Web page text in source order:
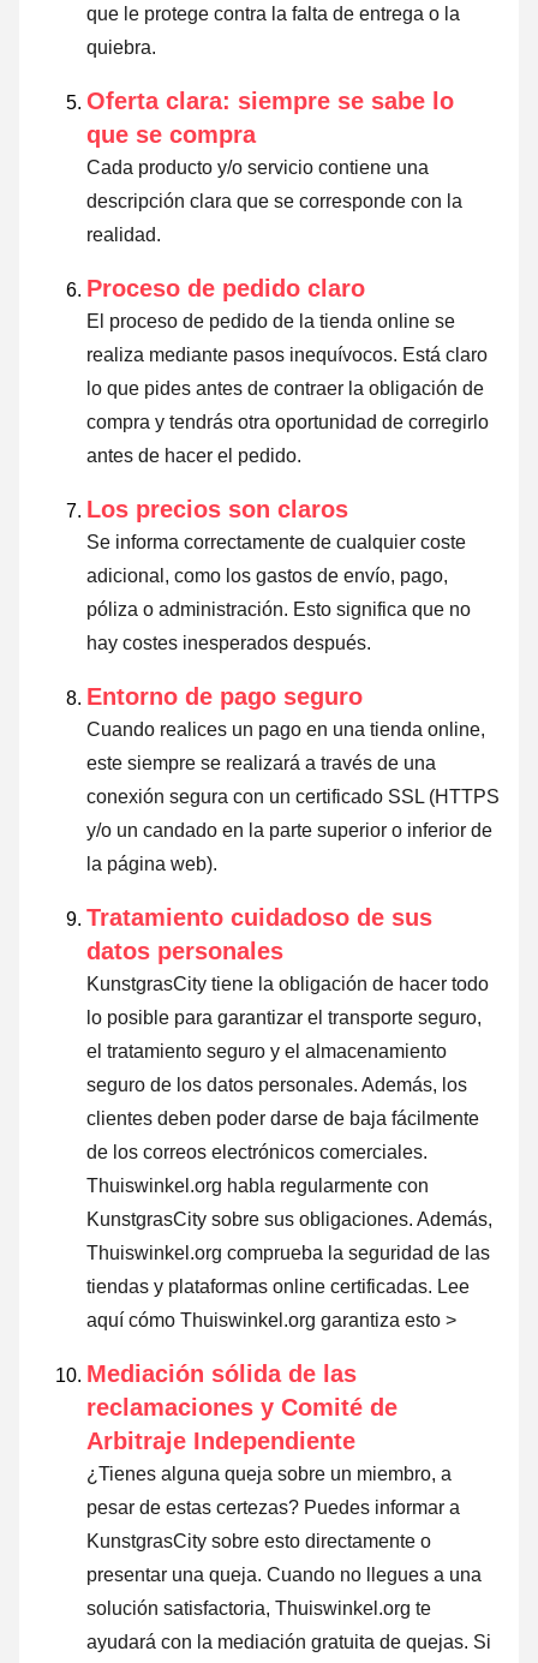
que le protege contra la falta de entrega o la
quiebra.
Oferta clara: siempre se sabe lo
que se compra
Cada producto y/o servicio contiene una
descripción clara que se corresponde con la
realidad.
Proceso de pedido claro
El proceso de pedido de la tienda online se
realiza mediante pasos inequívocos. Está claro
lo que pides antes de contraer la obligación de
compra y tendrás otra oportunidad de corregirlo
antes de hacer el pedido.
Los precios son claros
Se informa correctamente de cualquier coste
adicional, como los gastos de envío, pago,
póliza o administración. Esto significa que no
hay costes inesperados después.
Entorno de pago seguro
Cuando realices un pago en una tienda online,
este siempre se realizará a través de una
conexión segura con un certificado SSL (HTTPS
y/o un candado en la parte superior o inferior de
la página web).
Tratamiento cuidadoso de sus
datos personales
KunstgrasCity tiene la obligación de hacer todo
lo posible para garantizar el transporte seguro,
el tratamiento seguro y el almacenamiento
seguro de los datos personales. Además, los
clientes deben poder darse de baja fácilmente
de los correos electrónicos comerciales.
Thuiswinkel.org habla regularmente con
KunstgrasCity sobre sus obligaciones. Además,
Thuiswinkel.org comprueba la seguridad de las
tiendas y plataformas online certificadas. Lee
aquí cómo Thuiswinkel.org garantiza esto >
Mediación sólida de las
reclamaciones y Comité de
Arbitraje Independiente
¿Tienes alguna queja sobre un miembro, a
pesar de estas certezas? Puedes informar a
KunstgrasCity sobre esto directamente o
presentar una queja. Cuando no llegues a una
solución satisfactoria, Thuiswinkel.org te
ayudará con la mediación gratuita de quejas. Si